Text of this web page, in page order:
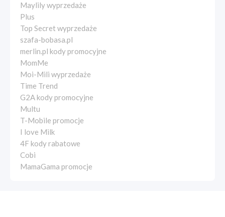
Maylily wyprzedaże
Plus
Top Secret wyprzedaże
szafa-bobasa.pl
merlin.pl kody promocyjne
MomMe
Moi-Mili wyprzedaże
Time Trend
G2A kody promocyjne
Multu
T-Mobile promocje
I love Milk
4F kody rabatowe
Cobi
MamaGama promocje